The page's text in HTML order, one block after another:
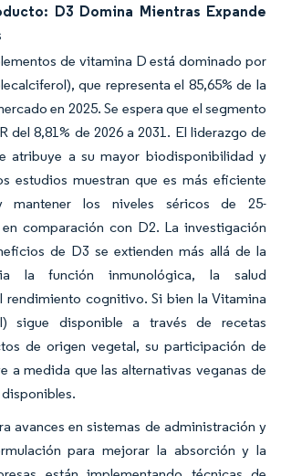
D3 Domina Mientras Expande
de vitamina D está dominado por
que representa el 85,65% de la
en 2025. Se espera que el segmento
del 8,81% de 2026 a 2031. El liderazgo de
atribuye a su mayor biodisponibilidad y
estudios muestran que es más eficiente
mantener los niveles séricos de 25-
comparación con D2. La investigación
de D3 se extienden más allá de la
la función inmunológica, la salud
rendimiento cognitivo. Si bien la Vitamina
sigue disponible a través de recetas
de origen vegetal, su participación de
a medida que las alternativas veganas de
disponibles.
avances en sistemas de administración y
para mejorar la absorción y la